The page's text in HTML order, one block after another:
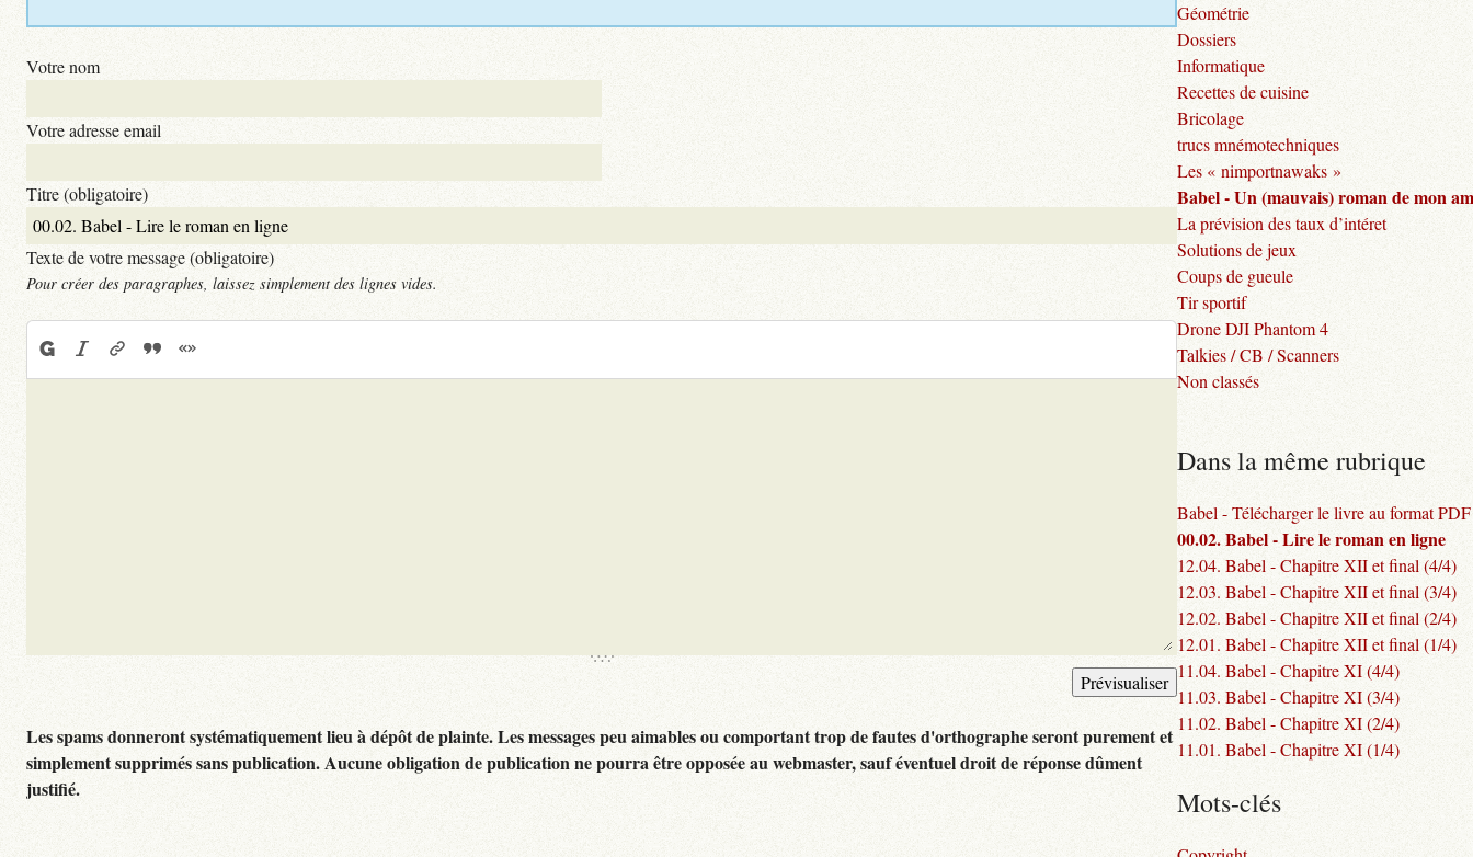
Votre nom
Votre adresse email
Titre (obligatoire)
Texte de votre message (obligatoire)
Pour créer des paragraphes, laissez simplement des lignes vides.
Les spams donneront systématiquement lieu à dépôt de plainte. Les messages peu aimables ou comportant trop de fautes d'orthographe seront purement et
simplement supprimés sans publication. Aucune obligation de publication ne pourra être opposée au webmaster, sauf éventuel droit de réponse dûment
justifié.
Géométrie
Dossiers
Informatique
Recettes de cuisine
Bricolage
trucs mnémotechniques
Les « nimportnawaks »
Babel - Un (mauvais) roman de mon
La prévision des taux d’intéret
Solutions de jeux
Coups de gueule
Tir sportif
Drone DJI Phantom 4
Talkies / CB / Scanners
Non classés
Dans la même rubrique
Babel - Télécharger le livre au format PDF
00.02. Babel - Lire le roman en ligne
12.04. Babel - Chapitre XII et final (4/4)
12.03. Babel - Chapitre XII et final (3/4)
12.02. Babel - Chapitre XII et final (2/4)
12.01. Babel - Chapitre XII et final (1/4)
11.04. Babel - Chapitre XI (4/4)
11.03. Babel - Chapitre XI (3/4)
11.02. Babel - Chapitre XI (2/4)
11.01. Babel - Chapitre XI (1/4)
Mots-clés